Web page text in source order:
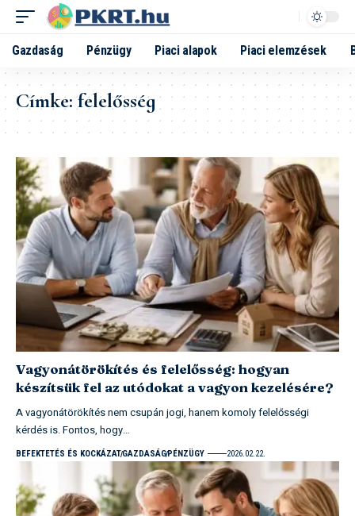
Gazdaság Pénzügy Piaci alapok Piaci elemzések
Címke:felelősség
Vagyonátörökítés és felelősség: hogyan
készítsük fel az utódokat a vagyon kezelésére?
A vagyonátörökítés nem csupán jogi, hanem komoly felelősségi
kérdés is. Fontos, hogy…
BEFEKTETÉS ÉS KOCKÁZATGAZDASÁGPÉNZÜGY 2026.02.22.